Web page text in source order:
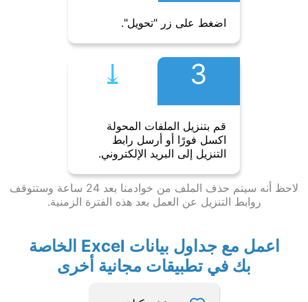
اضغط على زر "تحويل".
3
⤓︎
قم بتنزيل الملفات المحولة
اكسل فورًا أو أرسل رابط
التنزيل إلى البريد الإلكتروني.
لاحظ أنه سيتم حذف الملف من خوادمنا بعد 24 ساعة وستتوقف
روابط التنزيل عن العمل بعد هذه الفترة الزمنية.
اعمل مع جداول بيانات Excel الخاصة
بك في تطبيقات مجانية أخرى